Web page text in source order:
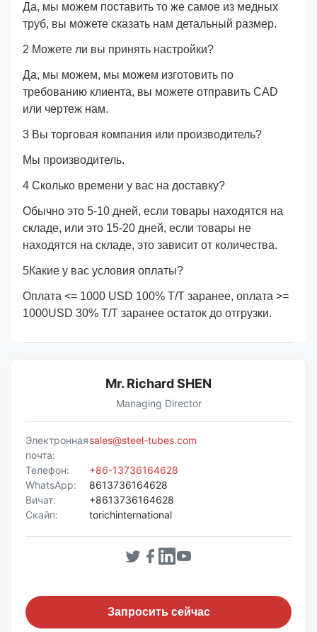
Да, мы можем поставить то же самое из медных
труб, вы можете сказать нам детальный размер.
2 Можете ли вы принять настройки?
Да, мы можем, мы можем изготовить по
требованию клиента, вы можете отправить CAD
или чертеж нам.
3 Вы торговая компания или производитель?
Мы производитель.
4 Сколько времени у вас на доставку?
Обычно это 5-10 дней, если товары находятся на
складе, или это 15-20 дней, если товары не
находятся на складе, это зависит от количества.
5Какие у вас условия оплаты?
Оплата <= 1000 USD 100% T/T заранее, оплата >=
1000USD 30% T/T заранее остаток до отгрузки.
Mr. Richard SHEN
Managing Director
Электронная
почта:
sales@steel-tubes.com
Телефон:
+86-13736164628
WhatsApp:
8613736164628
Вичат:
+8613736164628
Скайп:
torichinternational
Запросить сейчас